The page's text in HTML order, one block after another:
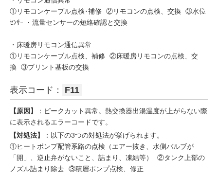
①リモコンケーブル点検･補修 ②リモコンの点検、交換 ③水位
ｾﾝｻｰ ・流量センサーの短絡確認と交換
・床暖房リモコン通信異常
①リモコンケーブル点検、補修 ②床暖房リモコンの点検、交
換 ③プリント基板の交換
表示コード： F11
【原因】
：ピークカット異常。熱交換器出湯温度が上がらない際
に表示されるエラーコードです。
【対処法】
：以下の3つの対処法が挙げられます。
①ヒートポンプ配管系路の点検（エアー抜き、水側バルブが
「開」、逆止弁がないこと、詰まり、凍結等） ②タンク上部の
ノズル詰まり除去 ③積層ポンプ点検、修正